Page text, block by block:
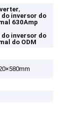
,
inversor do
630Amp
inversor do
do ODM